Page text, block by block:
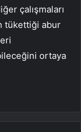
çalışmaları
tükettiği abur
ortaya